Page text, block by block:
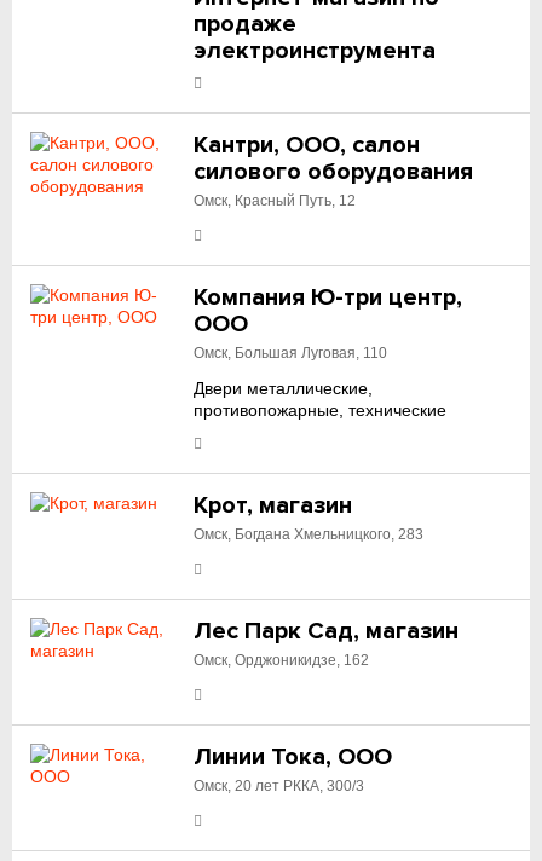
продаже
электроинструмента
Кантри, ООО, салон
силового оборудования
Омск, Красный Путь, 12
Компания Ю-три центр,
ООО
Омск, Большая Луговая, 110
Двери металлические,
противопожарные, технические
Крот, магазин
Омск, Богдана Хмельницкого, 283
Лес Парк Сад, магазин
Омск, Орджоникидзе, 162
Линии Тока, ООО
Омск, 20 лет РККА, 300/3